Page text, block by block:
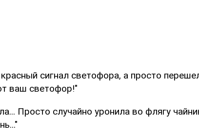
сигнал светофора, а просто
ваш светофор!"
Просто случайно уронила во флягу